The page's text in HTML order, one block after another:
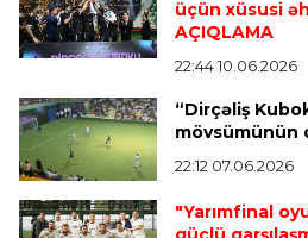
İspaniya L.L. 21:58 09.08.2026
Mourinyodan Vinisiusla bağlı
optimal formasında deyil”
Transfer 21:55 09.08.2026
üçün xüsusi
AÇIQLAMA
22:44 10.06.2026
“Dirçəliş
mövsümünün
22:12 07.06.2026
"Yarımfinal